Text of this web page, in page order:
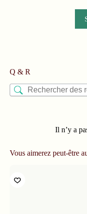
Q & R
Il n’y a
Vous aimerez peut-être